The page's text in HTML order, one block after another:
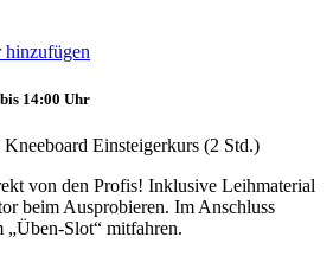
hinzufügen
14:00 Uhr
Einsteigerkurs (2 Std.)
von den Profis! Inklusive Leihmaterial
beim Ausprobieren. Im Anschluss
„Üben-Slot“ mitfahren.